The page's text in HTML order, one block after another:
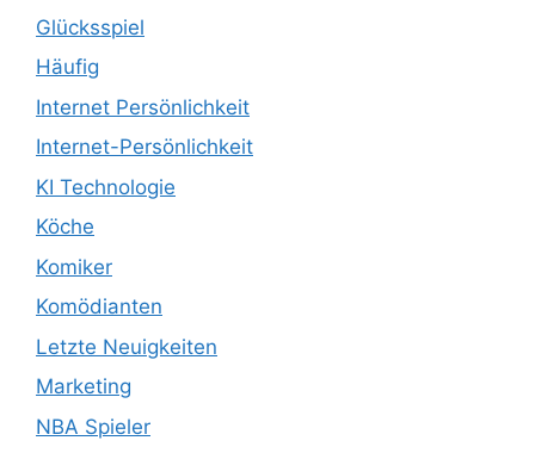
Glücksspiel
Häufig
Internet Persönlichkeit
Internet-Persönlichkeit
KI Technologie
Köche
Komiker
Komödianten
Letzte Neuigkeiten
Marketing
NBA Spieler